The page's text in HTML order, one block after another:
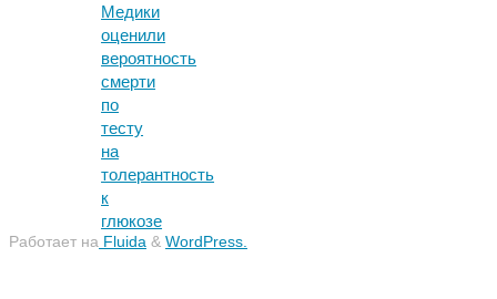
Медики
оценили
вероятность
смерти
по
тесту
на
толерантность
к
глюкозе
Работает на Fluida & WordPress.